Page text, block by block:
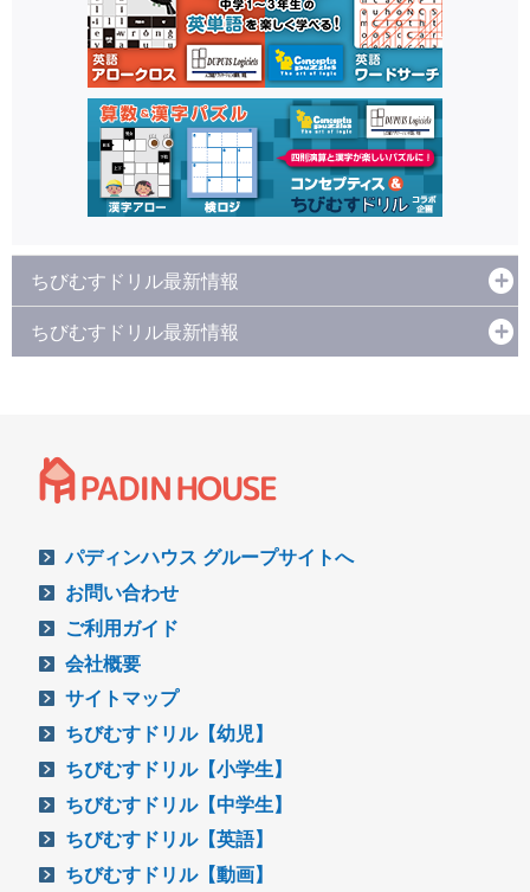
ちびむすドリル最新情報
ちびむすドリル最新情報
パディンハウス グループサイトへ
お問い合わせ
ご利用ガイド
会社概要
サイトマップ
ちびむすドリル【幼児】
ちびむすドリル【小学生】
ちびむすドリル【中学生】
ちびむすドリル【英語】
ちびむすドリル【動画】